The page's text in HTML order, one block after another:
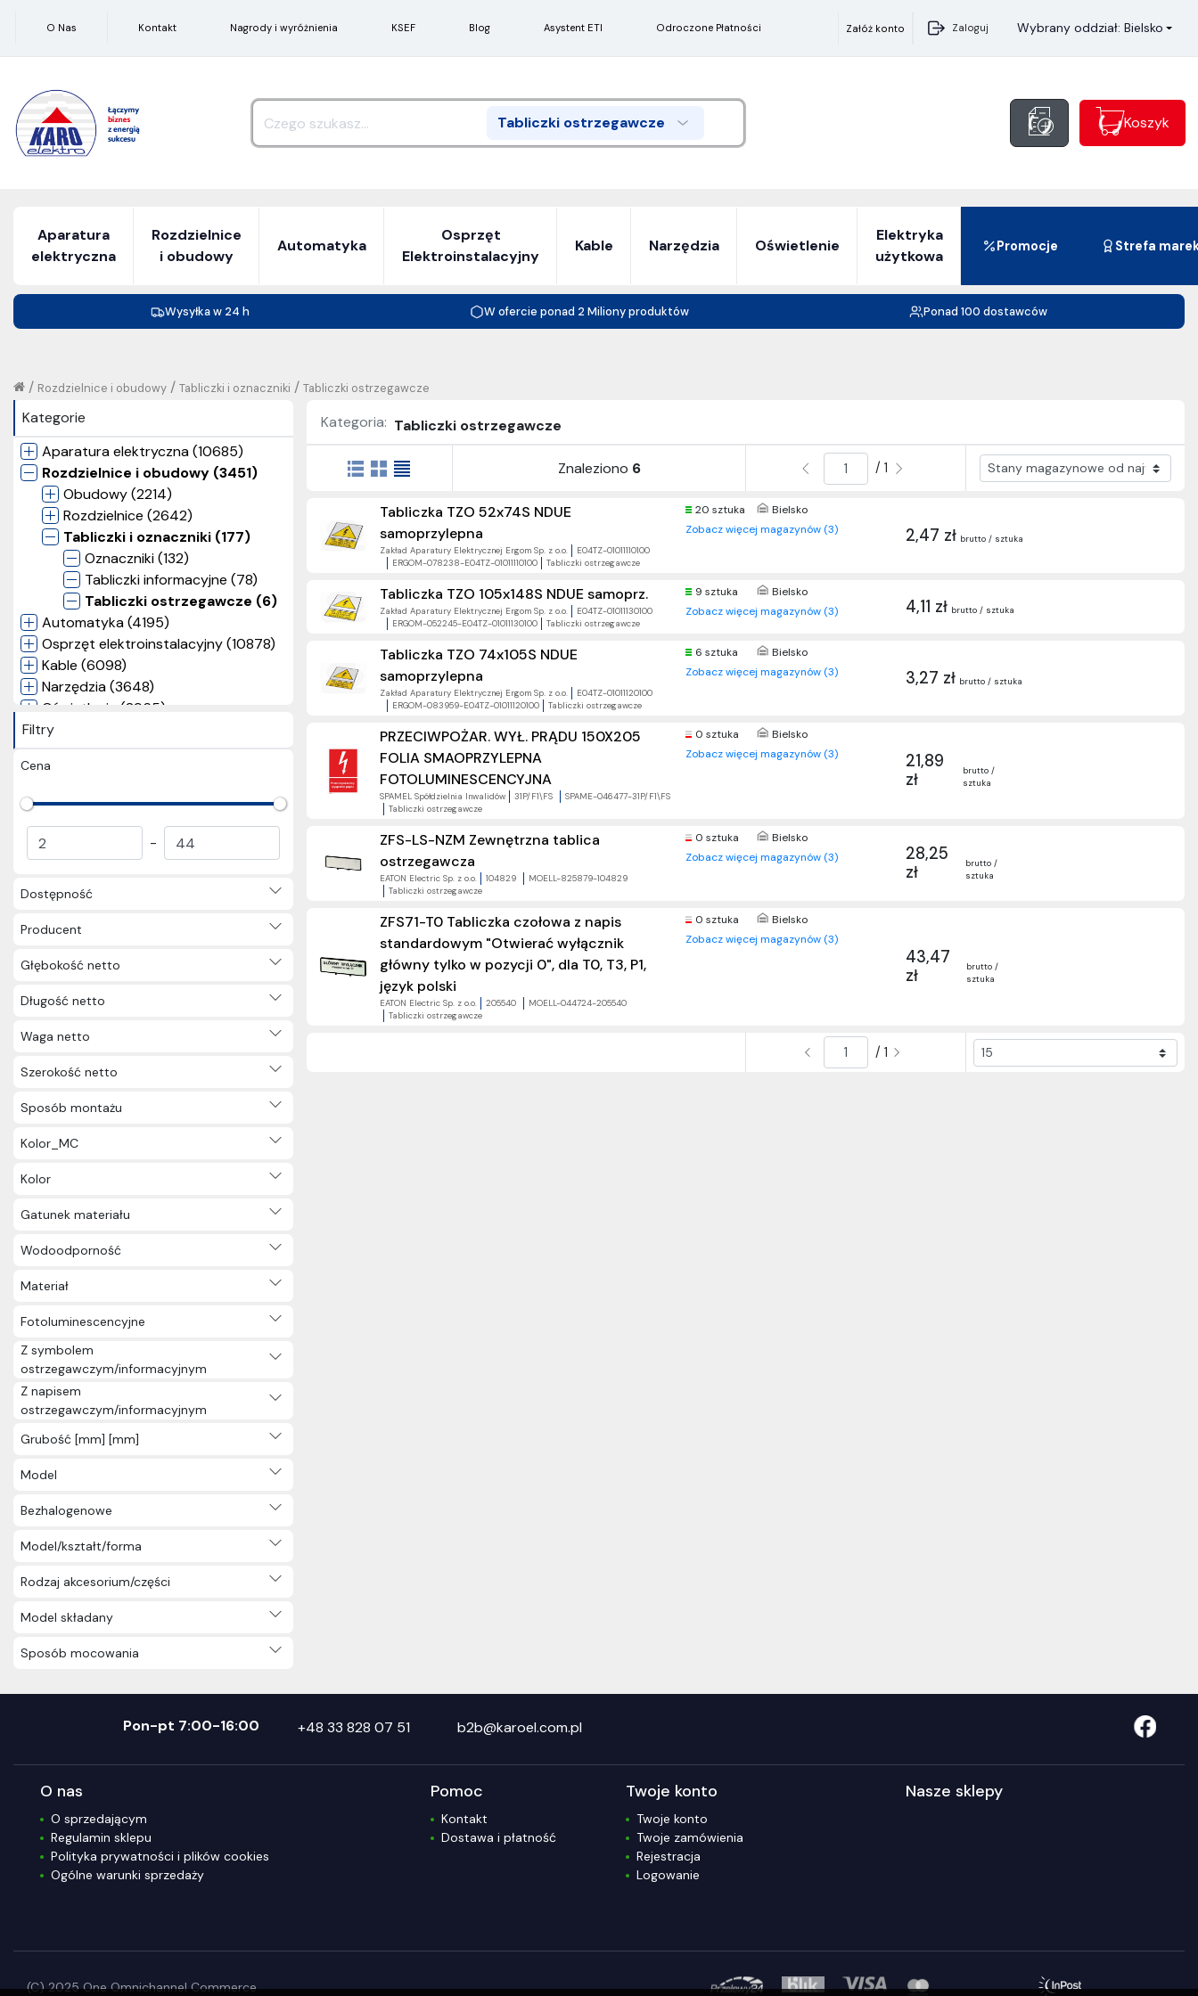
O Nas Kontakt Nagrody i wyróżnienia KSEF Blog Asystent ETI Odroczone Płatności Załóż konto Zaloguj Wybrany oddział: Bielsko
Tabliczki ostrzegawcze
Search Koszyk
Aparatura
elektryczna
Rozdzielnice
i obudowy
Automatyka
Osprzęt
Elektroinstalacyjny
Kable Narzędzia Oświetlenie
Elektryka
użytkowa
Promocje Strefa
Wysyłka w 24 h W ofercie ponad 2 Miliony produktów Ponad 100 dostawców
Tabliczki ostrzegawcze
/
Tabliczki i oznaczniki
/
Rozdzielnice i obudowy
/
Kategorie
Aparatura elektryczna (10685)
Rozdzielnice i obudowy (3451)
Obudowy (2214)
Rozdzielnice (2642)
Tabliczki i oznaczniki (177)
Oznaczniki (132)
Tabliczki informacyjne (78)
Tabliczki ostrzegawcze (6)
Automatyka (4195)
Osprzęt elektroinstalacyjny (10878)
Kable (6098)
Narzędzia (3648)
Oświetlenie (2965)
Elektryka użytkowa (3231)
Nagrody (57)
Inne (2)
Filtry
Cena
-
Dostępność
Producent
Głębokość netto
Długość netto
Waga netto
Szerokość netto
Sposób montażu
Kolor_MC
Kolor
Gatunek materiału
Wodoodporność
Materiał
Fotoluminescencyjne
Z symbolem
ostrzegawczym/informacyjnym
Z napisem
ostrzegawczym/informacyjnym
Grubość [mm] [mm]
Model
Bezhalogenowe
Model/kształt/forma
Rodzaj akcesorium/części
Model składany
Sposób mocowania
Kategoria: Tabliczki ostrzegawcze
Znaleziono 6 / 1
Tabliczka TZO 52x74S NDUE
samoprzylepna
Zakład Aparatury Elektrycznej Ergom Sp. z o.o.
E04TZ-01011110100
ERGOM-078238-E04TZ-01011110100
Tabliczki ostrzegawcze
20 sztuka
Bielsko
Zobacz więcej magazynów (3)
2,47 zł brutto / sztuka
Tabliczka TZO 105x148S NDUE samoprz.
Zakład Aparatury Elektrycznej Ergom Sp. z o.o.
E04TZ-01011130100
ERGOM-052245-E04TZ-01011130100
Tabliczki ostrzegawcze
9 sztuka
Bielsko
Zobacz więcej magazynów (3)
4,11 zł brutto / sztuka
Tabliczka TZO 74x105S NDUE
samoprzylepna
Zakład Aparatury Elektrycznej Ergom Sp. z o.o.
E04TZ-01011120100
ERGOM-083959-E04TZ-01011120100
Tabliczki ostrzegawcze
6 sztuka
Bielsko
Zobacz więcej magazynów (3)
3,27 zł brutto / sztuka
PRZECIWPOŻAR. WYŁ. PRĄDU 150X205
FOLIA SMAOPRZYLEPNA
FOTOLUMINESCENCYJNA
SPAMEL Spółdzielnia Inwalidów 31P/F1\FS
SPAME-046477-31P/F1\FS
Tabliczki ostrzegawcze
0 sztuka
Bielsko
Zobacz więcej magazynów (3)
21,89
zł
brutto /
sztuka
ZFS-LS-NZM Zewnętrzna tablica
ostrzegawcza
EATON Electric Sp. z o.o. 104829
MOELL-825879-104829
Tabliczki ostrzegawcze
0 sztuka
Bielsko
Zobacz więcej magazynów (3)
28,25
zł
brutto /
sztuka
ZFS71-T0 Tabliczka czołowa z napis
standardowym "Otwierać wyłącznik
główny tylko w pozycji 0", dla T0, T3, P1,
język polski
EATON Electric Sp. z o.o. 205540
MOELL-044724-205540
Tabliczki ostrzegawcze
0 sztuka
Bielsko
Zobacz więcej magazynów (3)
43,47
zł
brutto /
sztuka
/ 1
Pon-pt 7:00-16:00 +48 33 828 07 51 b2b@karoel.com.pl
O nas
O sprzedającym
Regulamin sklepu
Polityka prywatności i plików cookies
Ogólne warunki sprzedaży
Pomoc
Kontakt
Dostawa i płatność
Twoje konto
Twoje konto
Twoje zamówienia
Rejestracja
Logowanie
Nasze sklepy
(C) 2025 One Omnichannel Commerce